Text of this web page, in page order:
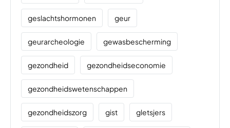
geslachtshormonen geur
geurarcheologie gewasbescherming
gezondheid gezondheidseconomie
gezondheidswetenschappen
gezondheidszorg gist gletsjers